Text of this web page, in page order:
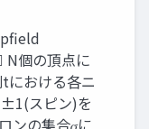
N個の頂点に
における各ニ
±1(スピン)を